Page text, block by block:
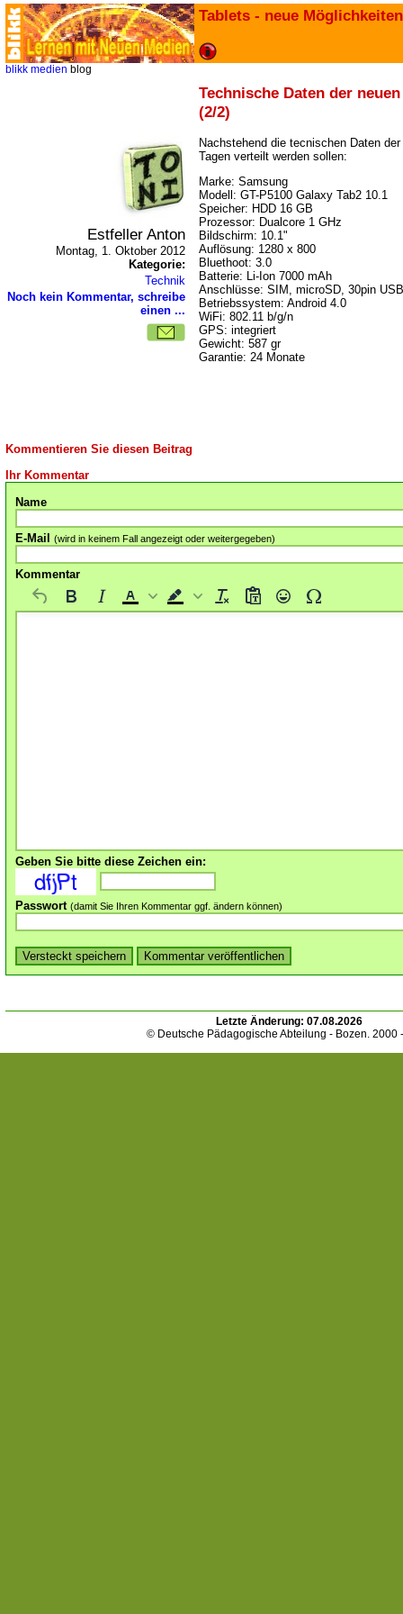
Tablets - neue Möglichkeiten
blikk medien blog
Technische Daten der
(2/2)
Estfeller Anton
Montag, 1. Oktober 2012
Kategorie:
Technik
Noch kein Kommentar, schreibe
einen ...
Nachstehend die tecnischen Daten
Tagen verteilt werden sollen:
Marke: Samsung
Modell: GT-P5100 Galaxy Tab2 10.1
Speicher: HDD 16 GB
Prozessor: Dualcore 1 GHz
Bildschirm: 10.1"
Auflösung: 1280 x 800
Bluethoot: 3.0
Batterie: Li-Ion 7000 mAh
Anschlüsse: SIM, microSD, 30pin
Betriebssystem: Android 4.0
WiFi: 802.11 b/g/n
GPS: integriert
Gewicht: 587 gr
Garantie: 24 Monate
Kommentieren Sie diesen Beitrag
Ihr Kommentar
Name
E-Mail (wird in keinem Fall angezeigt oder weitergegeben)
Kommentar
Geben Sie bitte diese Zeichen ein:
Passwort (damit Sie Ihren Kommentar ggf. ändern können)
Letzte Änderung: 07.08.2026
© Deutsche Pädagogische Abteilung - Bozen. 2000